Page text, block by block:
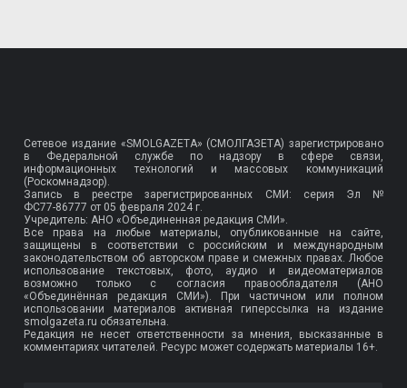
Сетевое издание «SMOLGAZETA» (СМОЛГАЗЕТА) зарегистрировано
в Федеральной службе по надзору в сфере связи,
информационных технологий и массовых коммуникаций
(Роскомнадзор).
Запись в реестре зарегистрированных СМИ: серия Эл №
ФС77-86777 от 05 февраля 2024 г.
Учредитель: АНО «Объединенная редакция СМИ».
Все права на любые материалы, опубликованные на сайте,
защищены в соответствии с российским и международным
законодательством об авторском праве и смежных правах. Любое
использование текстовых, фото, аудио и видеоматериалов
возможно только с согласия правообладателя (АНО
«Объединённая редакция СМИ»). При частичном или полном
использовании материалов активная гиперссылка на издание
smolgazeta.ru обязательна.
Редакция не несет ответственности за мнения, высказанные в
комментариях читателей. Ресурс может содержать материалы 16+.